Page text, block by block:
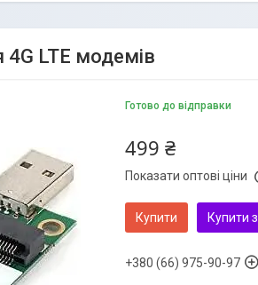
4G LTE модемів
Готово до відправки
499 ₴
Показати оптові ціни
Купити Купити з
+380 (66) 975-90-97